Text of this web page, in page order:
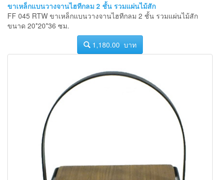
ขาเหล็กแบนวางจานไฮทีกลม 2 ชั้น รวมแผ่นไม้สัก
FF 045 RTW ขาเหล็กแบนวางจานไฮทีกลม 2 ชั้น รวมแผ่นไม้สัก
ขนาด 20*20*36 ซม.
1,180.00 บาท